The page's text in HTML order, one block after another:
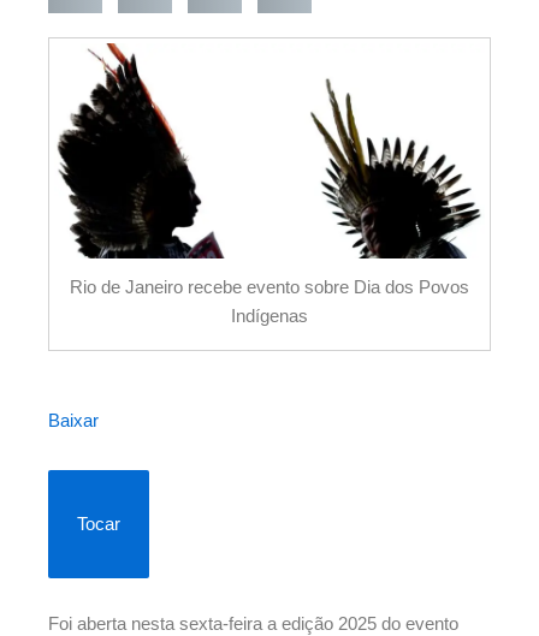
Rio de Janeiro recebe evento sobre Dia dos Povos
Indígenas
Baixar
Tocar
Foi aberta nesta sexta-feira a edição 2025 do evento